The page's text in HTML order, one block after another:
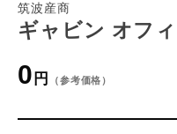
筑波産商
ギャビン オフ
0 円 （参考価格）